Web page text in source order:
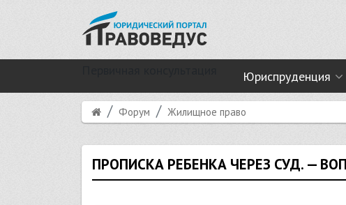
Юриспруденция
Форум Жилищное право
ПРОПИСКА РЕБЕНКА ЧЕРЕЗ СУД. —